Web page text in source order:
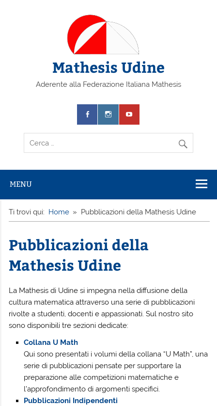
Mathesis Udine
Aderente alla Federazione Italiana Mathesis
MENU
Ti trovi qui: Home Pubblicazioni della Mathesis Udine
Pubblicazioni della
Mathesis Udine
La Mathesis di Udine si impegna nella diffusione della
cultura matematica attraverso una serie di pubblicazioni
rivolte a studenti, docenti e appassionati. Sul nostro sito
sono disponibili tre sezioni dedicate:
Collana U Math
Qui sono presentati i volumi della collana “U Math”, una
serie di pubblicazioni pensate per supportare la
preparazione alle competizioni matematiche e
l’approfondimento di argomenti specifici.
Pubblicazioni Indipendenti